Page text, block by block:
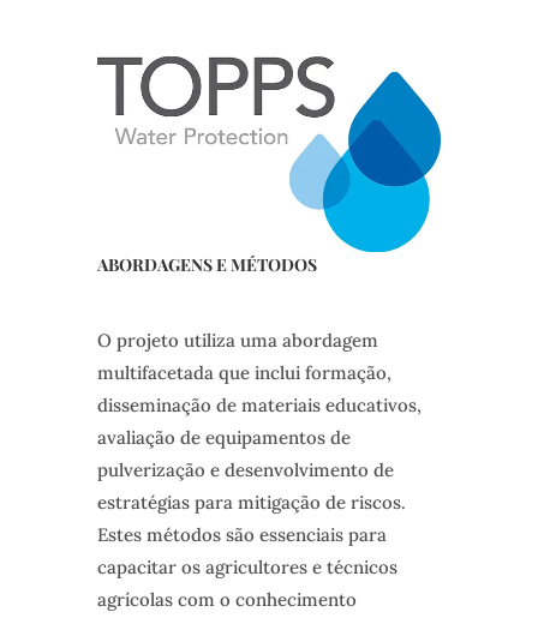
ABORDAGENS E MÉTODOS
O projeto utiliza uma abordagem
multifacetada que inclui formação,
disseminação de materiais educativos,
avaliação de equipamentos de
pulverização e desenvolvimento de
estratégias para mitigação de riscos.
Estes métodos são essenciais para
capacitar os agricultores e técnicos
agrícolas com o conhecimento